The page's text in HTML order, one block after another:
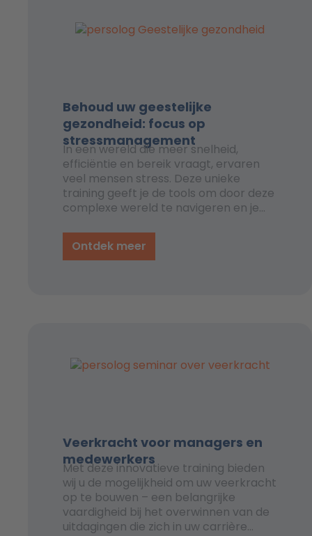
Behoud uw geestelijke
gezondheid: focus op
stressmanagement
In een wereld die meer snelheid,
efficiëntie en bereik vraagt, ervaren
veel mensen stress. Deze unieke
training geeft je de tools om door deze
complexe wereld te navigeren en je
Ontdek meer
Veerkracht voor managers en
medewerkers
Met deze innovatieve training bieden
wij u de mogelijkheid om uw veerkracht
op te bouwen – een belangrijke
vaardigheid bij het overwinnen van de
uitdagingen die zich in uw carrière